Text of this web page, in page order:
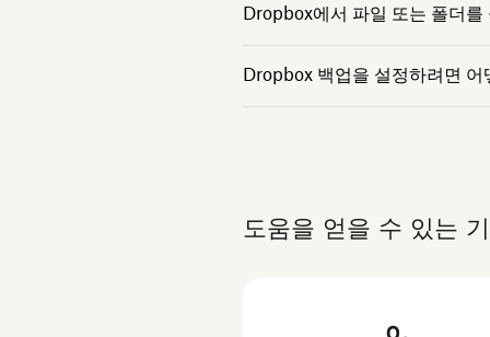
Dropbox에서 파일 또는 폴더
Dropbox 백업을 설정하려면 어
도움을 얻을 수 있는